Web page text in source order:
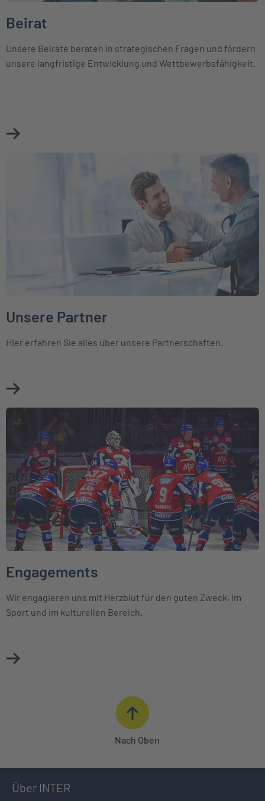
Beirat
Unsere Beiräte beraten in strategischen Fragen und fördern
unsere langfristige Entwicklung und Wettbewerbsfähigkeit.
Mehr über Beirat erfahren
Unsere Partner
Hier erfahren Sie alles über unsere Partnerschaften.
Mehr über Unsere Partner erfahren
Weiter zu Engagements
Engagements
Wir engagieren uns mit Herzblut für den guten Zweck, im
Sport und im kulturellen Bereich.
Mehr über Engagements erfahren
Nach Oben
Über INTER